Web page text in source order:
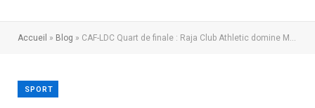
Accueil » Blog » CAF-LDC Quart de finale : Raja Club Athletic domine Mazembe (2-0) à Casablanca
SPORT